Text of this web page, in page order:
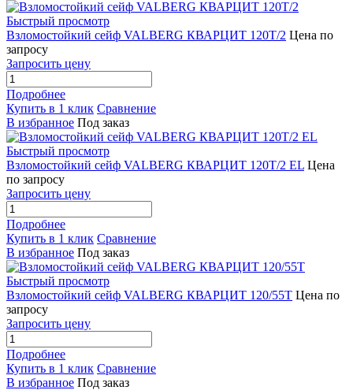
Быстрый просмотр
Взломостойкий сейф VALBERG КВАРЦИТ 120Т/2 Цена по
запросу
Запросить цену
Подробнее
Купить в 1 клик Сравнение
В избранное Под заказ
Быстрый просмотр
Взломостойкий сейф VALBERG КВАРЦИТ 120Т/2 EL Цена
по запросу
Запросить цену
Подробнее
Купить в 1 клик Сравнение
В избранное Под заказ
Быстрый просмотр
Взломостойкий сейф VALBERG КВАРЦИТ 120/55T Цена по
запросу
Запросить цену
Подробнее
Купить в 1 клик Сравнение
В избранное Под заказ